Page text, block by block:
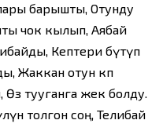
барышты, Отунду
чок кылып, Аябай
Кептери бүтүп
Жаккан отун көп
Өз тууганга жек болду.
толгон соң, Телибай